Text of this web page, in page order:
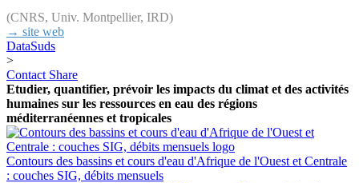
(CNRS, Univ. Montpellier, IRD)
→ site web
DataSuds
>
Contact Share
Etudier, quantifier, prévoir les impacts du climat et des activités
humaines sur les ressources en eau des régions
méditerranéennes et tropicales
Contours des bassins et cours d'eau d'Afrique de l'Ouest et Centrale
: couches SIG, débits mensuels